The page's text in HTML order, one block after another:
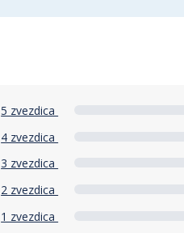
5 zvezdica
4 zvezdica
3 zvezdica
2 zvezdica
1 zvezdica